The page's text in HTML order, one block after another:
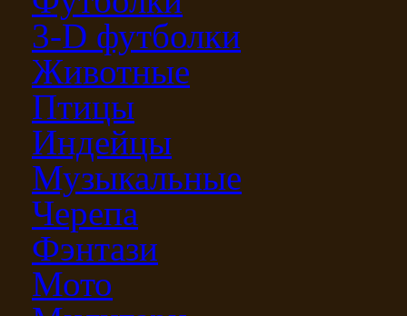
3-D футболки
Животные
Птицы
Индейцы
Музыкальные
Черепа
Фэнтази
Мото